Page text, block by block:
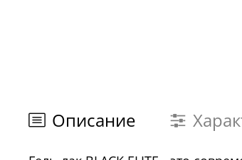
Описание